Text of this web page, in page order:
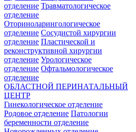
отделение Травматологическое
отделение
Оториноларингологическое
отделение Сосудистой хирургии
отделение Пластической и
реконструктивной хирургии
отделение Урологическое
отделение Офтальмологическое
отделение
ОБЛАСТНОЙ ПЕРИНАТАЛЬНЫЙ
ЦЕНТР
Гинекологическое отделение
Родовое отделение Патологии
беременности отделение